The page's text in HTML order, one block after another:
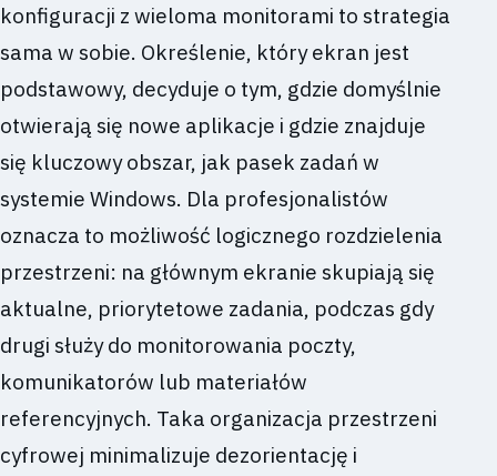
konfiguracji z wieloma monitorami to strategia
sama w sobie. Określenie, który ekran jest
podstawowy, decyduje o tym, gdzie domyślnie
otwierają się nowe aplikacje i gdzie znajduje
się kluczowy obszar, jak pasek zadań w
systemie Windows. Dla profesjonalistów
oznacza to możliwość logicznego rozdzielenia
przestrzeni: na głównym ekranie skupiają się
aktualne, priorytetowe zadania, podczas gdy
drugi służy do monitorowania poczty,
komunikatorów lub materiałów
referencyjnych. Taka organizacja przestrzeni
cyfrowej minimalizuje dezorientację i